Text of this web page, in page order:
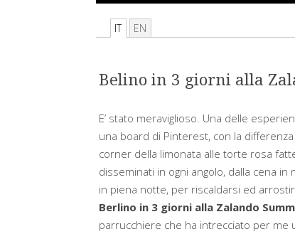
IT EN
Belino in 3 giorni alla
E’ stato meraviglioso. Una delle
una board di Pinterest, con la
corner della limonata alle torte rosa
disseminati in ogni angolo, dalla cena
in piena notte, per riscaldarsi ed
Berlino in 3 giorni alla Zalando
parrucchiere che ha intrecciato per me